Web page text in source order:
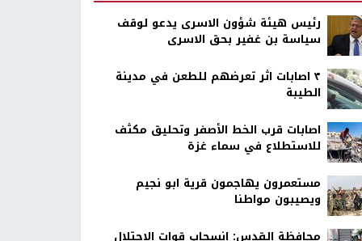
رئيس هيئة شؤون الاسرى يدعو لوقف
سياسة بن غفير بحق الاسرى
٣ اصابات اثر تعرضهم للطعن في مدينة
الطيبة
اصابات قرب الخط الأصفر وتحليق مكثف
للاستطلاع في سماء غزة
مستعمرون يهاجمون قرية ابو نجيم
ويصيبون مواطنا
محافظة القدس: انسحاب قوات الاحتلال